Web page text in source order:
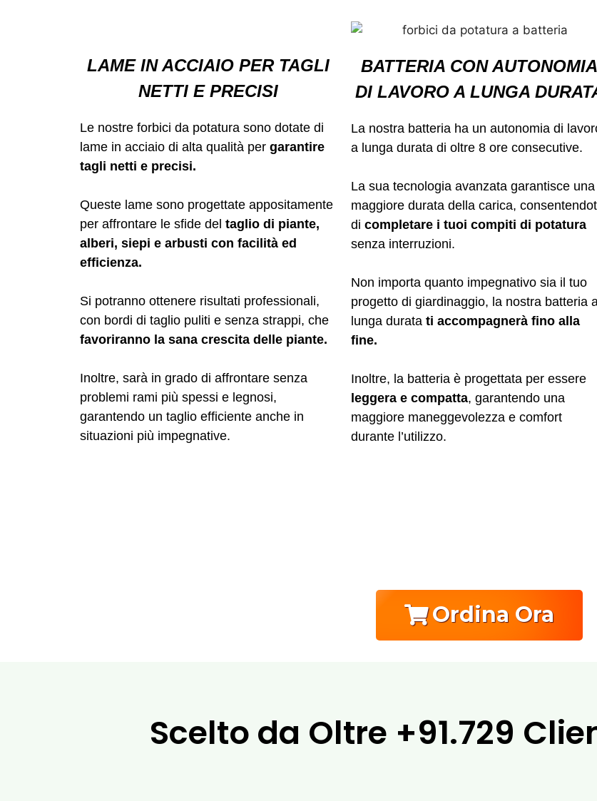
LAME IN ACCIAIO PER TAGLI
NETTI E PRECISI
Le nostre forbici da potatura sono dotate di
lame in acciaio di alta qualità per garantire
tagli netti e precisi.
Queste lame sono progettate appositamente
per affrontare le sfide del taglio di piante,
alberi, siepi e arbusti con facilità ed
efficienza.
Si potranno ottenere risultati professionali,
con bordi di taglio puliti e senza strappi, che
favoriranno la sana crescita delle piante.
Inoltre, sarà in grado di affrontare senza
problemi rami più spessi e legnosi,
garantendo un taglio efficiente anche in
situazioni più impegnative.
BATTERIA CON AUTONOMIA
DI LAVORO A LUNGA
La nostra batteria ha un autonomia di
a lunga durata di oltre 8 ore consecutive.
La sua tecnologia avanzata garantisce una
maggiore durata della carica,
di completare i tuoi compiti di potatura
senza interruzioni.
Non importa quanto impegnativo sia il tuo
progetto di giardinaggio, la nostra batteria
lunga durata ti accompagnerà fino alla
fine.
Inoltre, la batteria è progettata per essere
leggera e compatta, garantendo una
maggiore maneggevolezza e comfort
durante l’utilizzo.
Ordina Ora
Scelto da Oltre +91.729